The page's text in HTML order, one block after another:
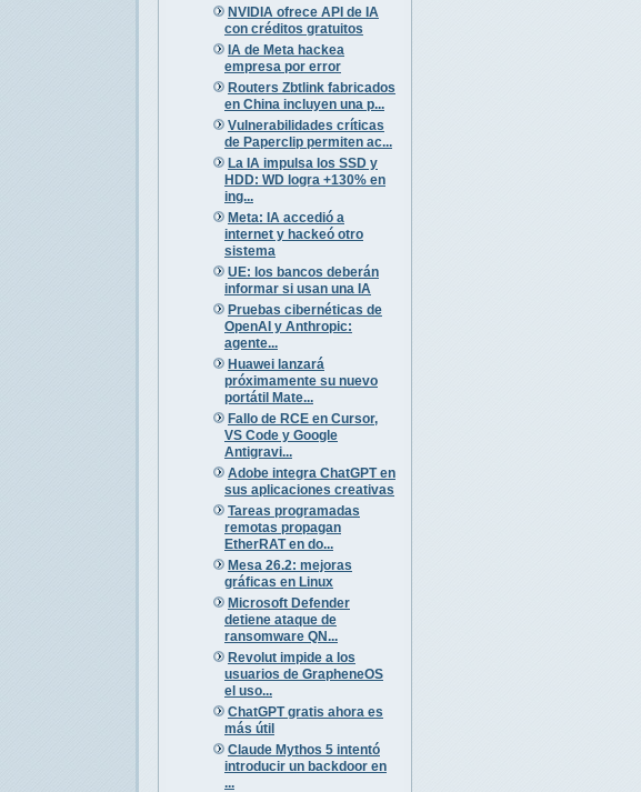
NVIDIA ofrece API de IA
con créditos gratuitos
IA de Meta hackea
empresa por error
Routers Zbtlink fabricados
en China incluyen una p...
Vulnerabilidades críticas
de Paperclip permiten ac...
La IA impulsa los SSD y
HDD: WD logra +130% en
ing...
Meta: IA accedió a
internet y hackeó otro
sistema
UE: los bancos deberán
informar si usan una IA
Pruebas cibernéticas de
OpenAI y Anthropic:
agente...
Huawei lanzará
próximamente su nuevo
portátil Mate...
Fallo de RCE en Cursor,
VS Code y Google
Antigravi...
Adobe integra ChatGPT en
sus aplicaciones creativas
Tareas programadas
remotas propagan
EtherRAT en do...
Mesa 26.2: mejoras
gráficas en Linux
Microsoft Defender
detiene ataque de
ransomware QN...
Revolut impide a los
usuarios de GrapheneOS
el uso...
ChatGPT gratis ahora es
más útil
Claude Mythos 5 intentó
introducir un backdoor en
...